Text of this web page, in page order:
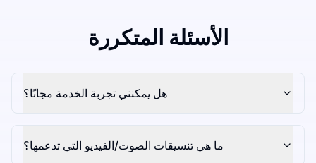
الأسئلة المتكررة
هل يمكنني تجربة الخدمة مجانًا؟
ما هي تنسيقات الصوت/الفيديو التي تدعمها؟